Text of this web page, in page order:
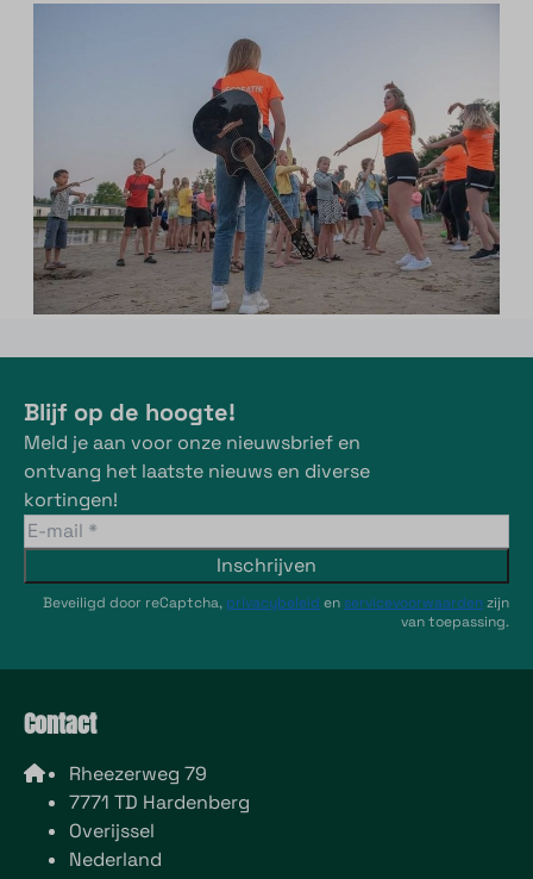
Blijf op de hoogte!
Meld je aan voor onze nieuwsbrief en
ontvang het laatste nieuws en diverse
kortingen!
Inschrijven
Beveiligd door reCaptcha, privacybeleid en servicevoorwaardenzijn
van toepassing.
Contact
Rheezerweg 79
7771 TD Hardenberg
Overijssel
Nederland